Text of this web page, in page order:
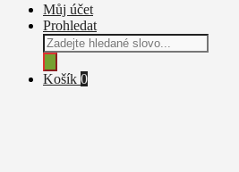
Můj účet
Prohledat
Products
search
Košík 0